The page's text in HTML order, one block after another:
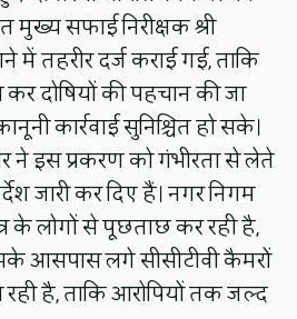
मुख्य सफाई निरीक्षक श्री
में तहरीर दर्ज कराई गई, ताकि
दोषियों की पहचान की जा
कार्रवाई सुनिश्चित हो सके।
इस प्रकरण को गंभीरता से लेते
जारी कर दिए हैं। नगर निगम
के लोगों से पूछताछ कर रही है,
आसपास लगे सीसीटीवी कैमरों
है, ताकि आरोपियों तक जल्द